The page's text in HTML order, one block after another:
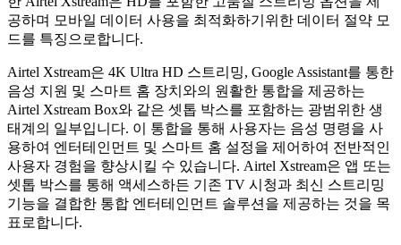
공하며 모바일 데이터 사용을 최적화하기위한 데이터 절약 모
드를 특징으로합니다.
Airtel Xstream은 4K Ultra HD 스트리밍, Google Assistant를 통한
음성 지원 및 스마트 홈 장치와의 원활한 통합을 제공하는
Airtel Xstream Box와 같은 셋톱 박스를 포함하는 광범위한 생
태계의 일부입니다. 이 통합을 통해 사용자는 음성 명령을 사
용하여 엔터테인먼트 및 스마트 홈 설정을 제어하여 전반적인
사용자 경험을 향상시킬 수 있습니다. Airtel Xstream은 앱 또는
셋톱 박스를 통해 액세스하든 기존 TV 시청과 최신 스트리밍
기능을 결합한 통합 엔터테인먼트 솔루션을 제공하는 것을 목
표로합니다.